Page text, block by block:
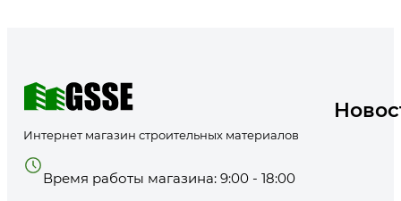
тогда нужно обязательно соблюдать пропорции — не меньше 500
больше — больше 1 килограмма.
В каталоге представлена продукция от известного
виды товара — универсальные, мебельные, для древесины,
Интернет магазин строительных материалов
Время работы магазина: 9:00 - 18:00